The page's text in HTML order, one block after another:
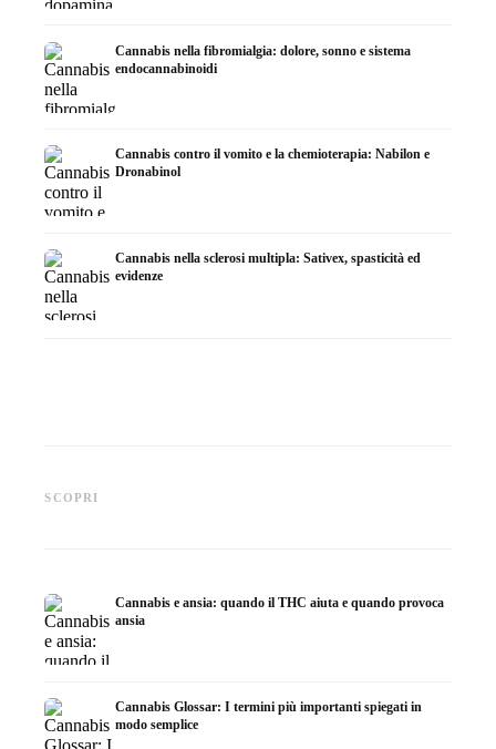
Cannabis nella fibromialgia: dolore, sonno e sistema
endocannabinoidi
Cannabis contro il vomito e la chemioterapia: Nabilon e
Dronabinol
Cannabis nella sclerosi multipla: Sativex, spasticità ed
evidenze
SCOPRI
ricerca
Cannabis e ansia: quando il THC aiuta e quando provoca
ansia
Cannabis Glossar: I termini più importanti spiegati in
modo semplice